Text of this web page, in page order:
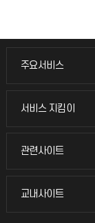
주요서비스
주요서비스
교무회의방송
서비스 지킴이
서비스 지킴이
묻고 답하기
관련사이트
관련사이트
국방헬프콜
교내사이트
교내사이트